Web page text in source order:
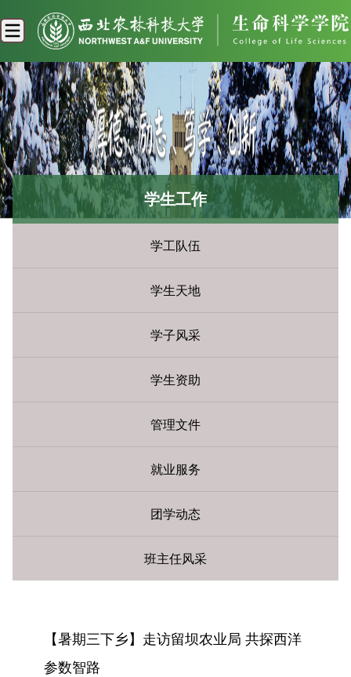
学生工作
学工队伍
学生天地
学子风采
学生资助
管理文件
就业服务
团学动态
班主任风采
【暑期三下乡】走访留坝农业局 共探西洋
参数智路